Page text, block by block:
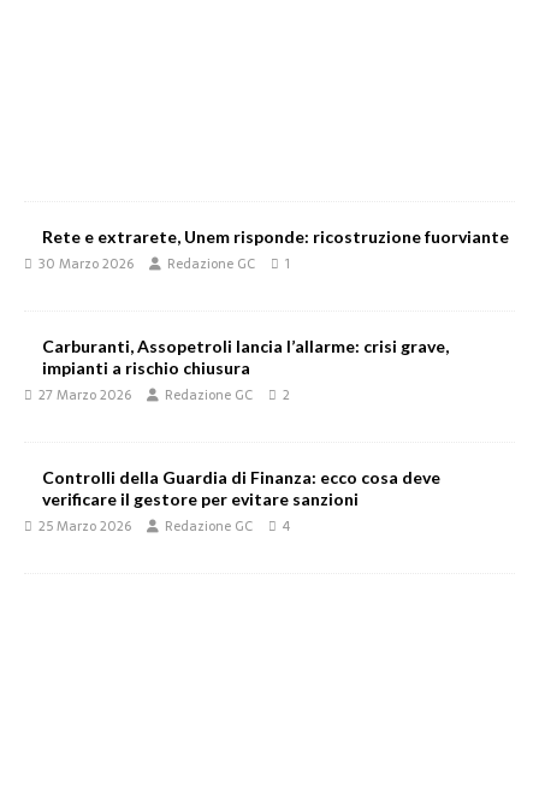
Rete e extrarete, Unem risponde: ricostruzione fuorviante
30 Marzo 2026 Redazione GC 1
Carburanti, Assopetroli lancia l’allarme: crisi grave,
impianti a rischio chiusura
27 Marzo 2026 Redazione GC 2
Controlli della Guardia di Finanza: ecco cosa deve
verificare il gestore per evitare sanzioni
25 Marzo 2026 Redazione GC 4